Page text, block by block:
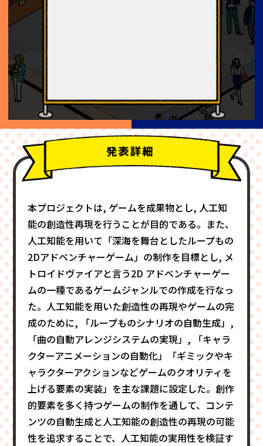
本プロジェクトは, ゲームを成果物とし, 人工知
能の創造性再現を行うことが目的である。また、
人工知能を用いて「深海を舞台としたループもの
2Dアドベンチャーゲーム」の制作を目標とし, メ
トロイドヴァイアと言う2D アドベンチャーゲー
ムの一種であるゲームジャンルでの作成を行なっ
た。人工知能を用いた創造性の再現やゲームの完
成のために, 「ループものシナリオの自動生成」,
「曲の自動アレンジシステムの実現」, 「キャラ
クターアニメーションの自動化」「ギミックやキ
ャラクターアクションなどゲームのクオリティを
上げる要素の実装」を主な課題に設定した。創作
的要素を多く持つゲームの制作を通して、コンテ
ンツの自動生成と人工知能の創造性の再現の可能
性を追求することで、人工知能の実用性を検証す